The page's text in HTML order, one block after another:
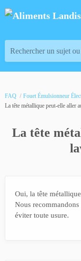
Rechercher un sujet
FAQ
Fouet Émulsionneur
La tête métallique peut-elle aller
La tête
Oui, la tête
Nous
éviter toute usure.